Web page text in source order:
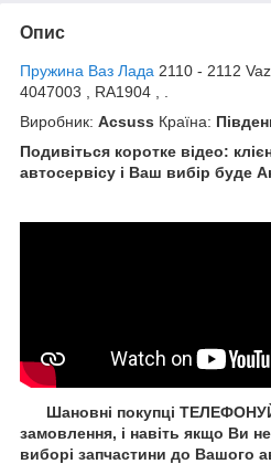
Опис
Пружина Ваз Лада 2110 - 2112
4047003 , RA1904 , .
Виробник: Acsuss Країна:
Подивіться коротке відео:
автосервісу і Ваш вибір буде
Шановні покупці
замовлення, і навіть якщо Ви
виборі запчастини до Вашого